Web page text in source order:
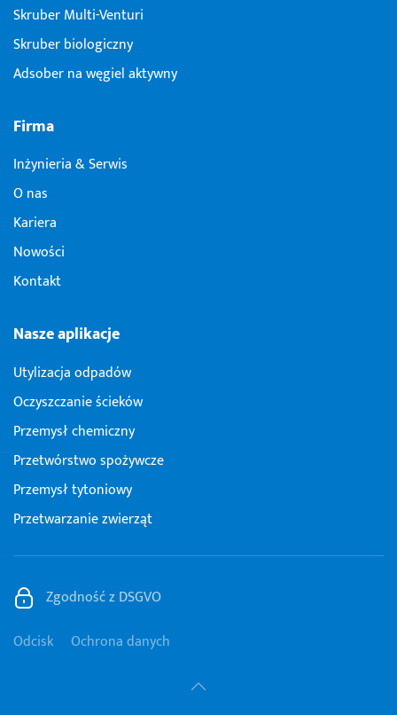
Skruber Multi-Venturi
Skruber biologiczny
Adsober na węgiel aktywny
Firma
Inżynieria & Serwis
O nas
Kariera
Nowości
Kontakt
Nasze aplikacje
Utylizacja odpadów
Oczyszczanie ścieków
Przemysł chemiczny
Przetwórstwo spożywcze
Przemysł tytoniowy
Przetwarzanie zwierząt
Odcisk Ochrona danych
Zgodność z DSGVO